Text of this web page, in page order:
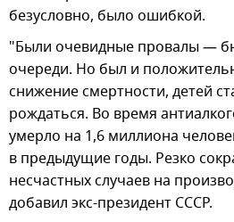
безусловно, было ошибкой.
"Были очевидные провалы —
очереди. Но был и
снижение смертности, детей
рождаться. Во время
умерло на 1,6 миллиона
в предыдущие годы. Резко
несчастных случаев на
добавил экс-президент СССР.